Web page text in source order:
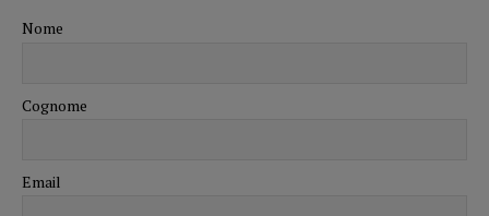
Nome
Cognome
Email